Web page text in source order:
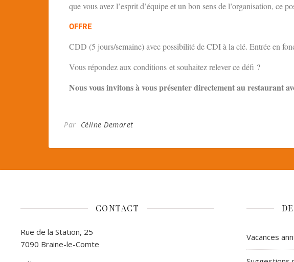
que vous avez l’esprit d’équipe et un bon sens de l’organisation, ce
OFFRE
CDD (5 jours/semaine) avec possibilité de CDI à la clé. Entrée en
Vous répondez aux conditions et souhaitez relever ce défi ?
Nous vous invitons à vous présenter directement au restaurant
Par Céline Demaret
CONTACT
Rue de la Station, 25
7090 Braine-le-Comte
Vacances